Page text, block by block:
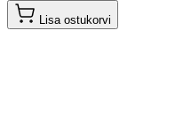
Lisa ostukorvi